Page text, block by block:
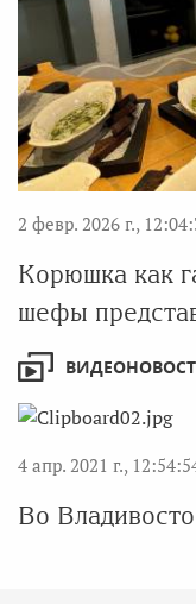
2 февр. 2026 г.,
Корюшка как
шефы
4 апр. 2021 г.,
Во